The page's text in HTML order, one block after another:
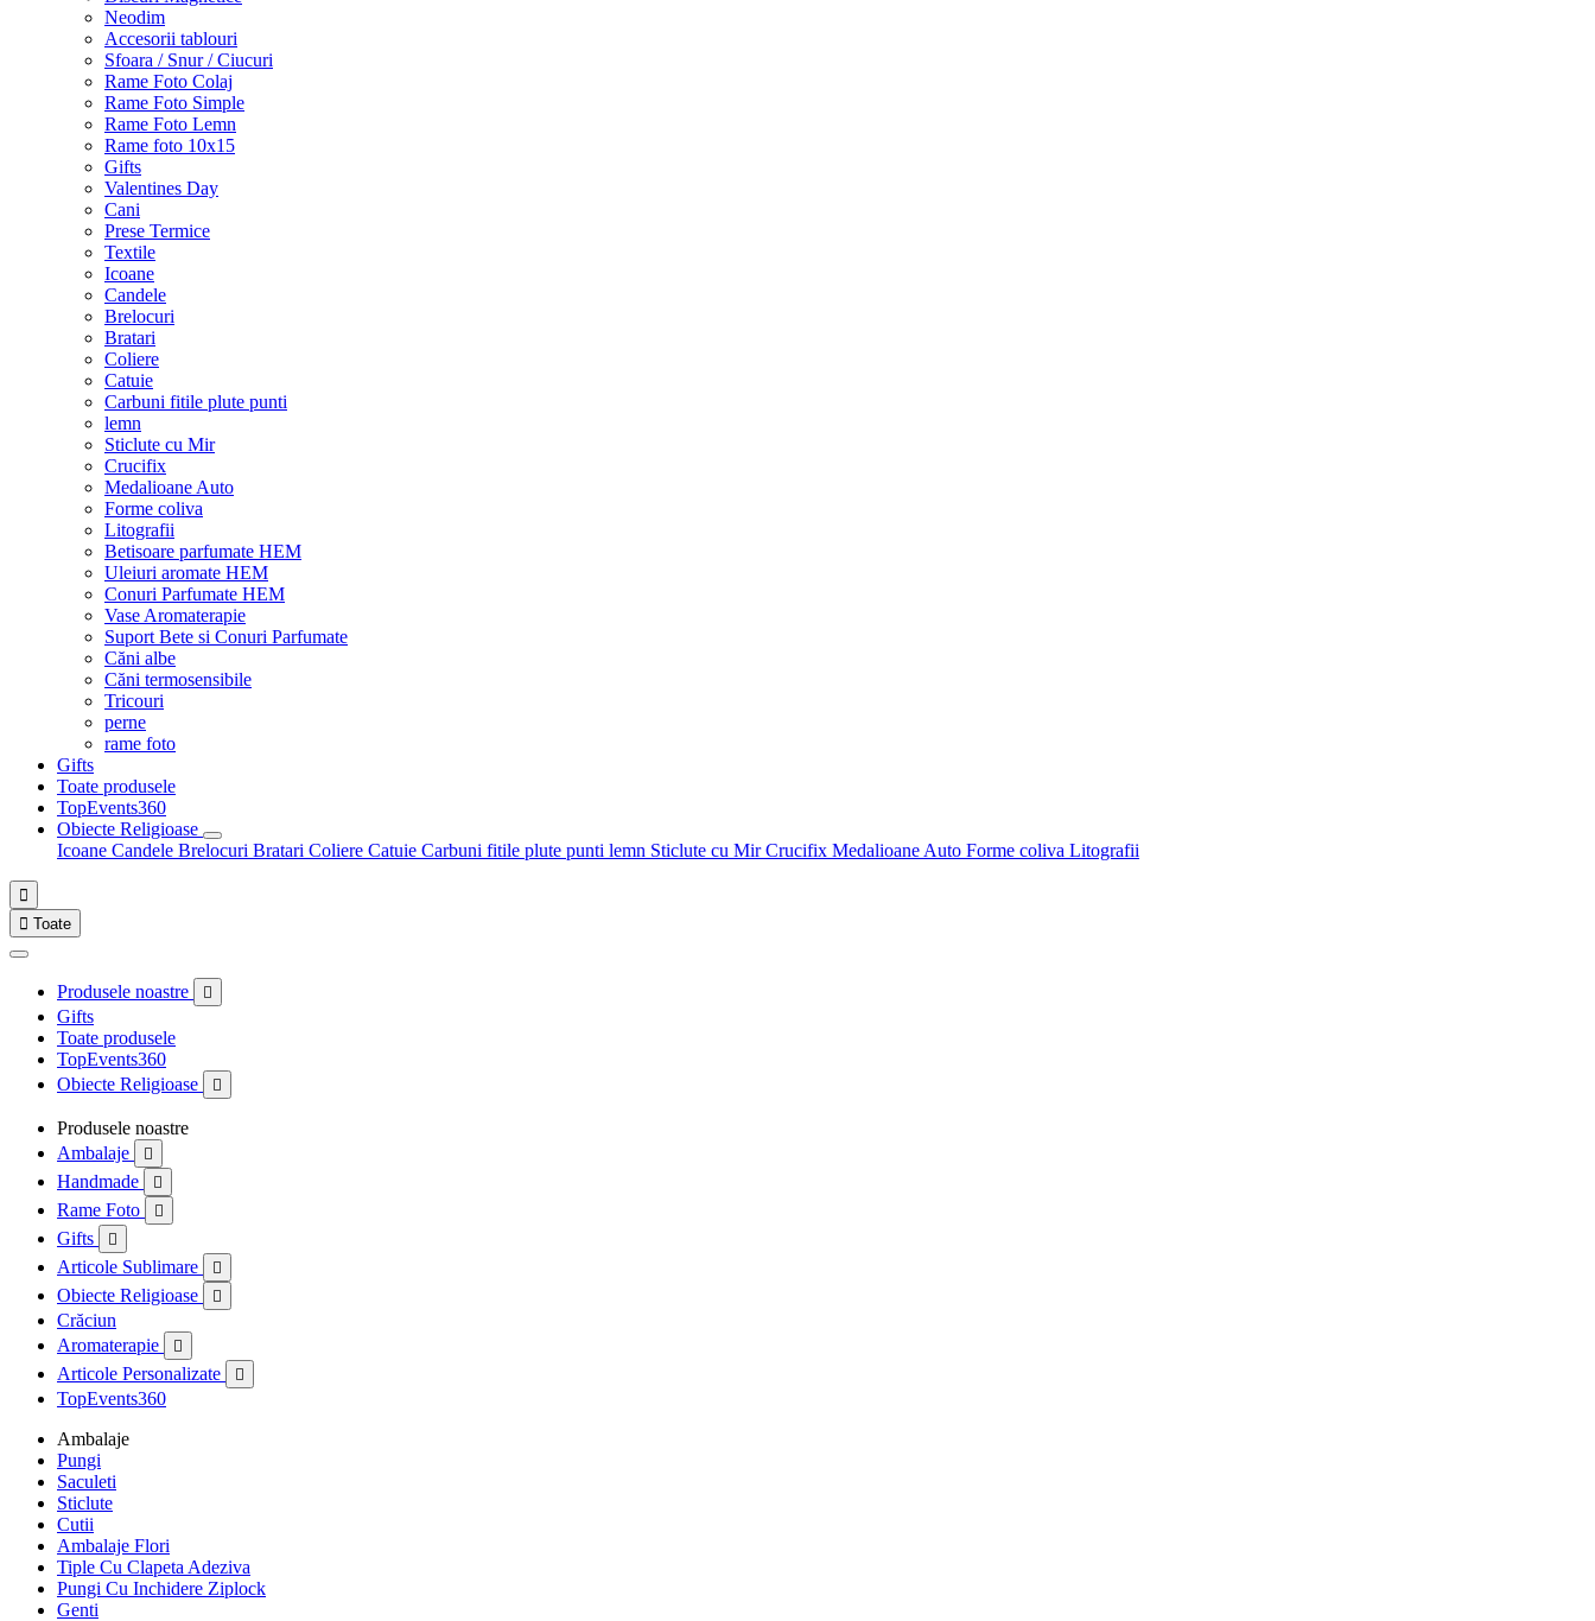
Neodim
Accesorii tablouri
Sfoara / Snur / Ciucuri
Rame Foto Colaj
Rame Foto Simple
Rame Foto Lemn
Rame foto 10x15
Gifts
Valentines Day
Cani
Prese Termice
Textile
Icoane
Candele
Brelocuri
Bratari
Coliere
Catuie
Carbuni fitile plute punti
lemn
Sticlute cu Mir
Crucifix
Medalioane Auto
Forme coliva
Litografii
Betisoare parfumate HEM
Uleiuri aromate HEM
Conuri Parfumate HEM
Vase Aromaterapie
Suport Bete si Conuri Parfumate
Căni albe
Căni termosensibile
Tricouri
perne
rame foto
Gifts
Toate produsele
TopEvents360
Obiecte Religioase
Icoane Candele Brelocuri Bratari Coliere Catuie Carbuni fitile plute punti lemn Sticlute cu MirCrucifix Medalioane Auto Forme coliva Litografii

 Toate
Produsele noastre 
Gifts
Toate produsele
TopEvents360
Obiecte Religioase

Produsele noastre
Ambalaje

Handmade 
Rame Foto 
Gifts 
Articole Sublimare 
Obiecte Religioase 
Crăciun
Aromaterapie

Articole Personalizate 
TopEvents360
Ambalaje
Pungi
Saculeti
Sticlute
Cutii
Ambalaje Flori
Tiple Cu Clapeta Adeziva
Pungi Cu Inchidere Ziplock
Genti